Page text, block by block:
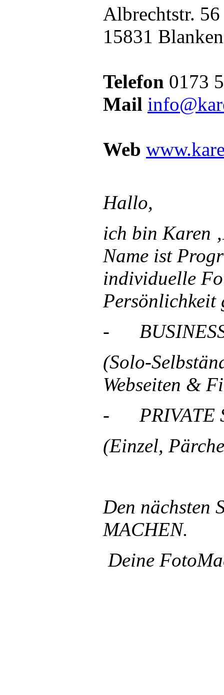
Albrechtstr. 56
15831
Telefon 0173
Mail
Web
Hallo,
ich bin Karen
Name ist
individuelle
Persönlichkeit
-
(Solo-
Webseiten &
- PRIVATE
(Einzel,
Den nächsten
MACHEN.
Deine